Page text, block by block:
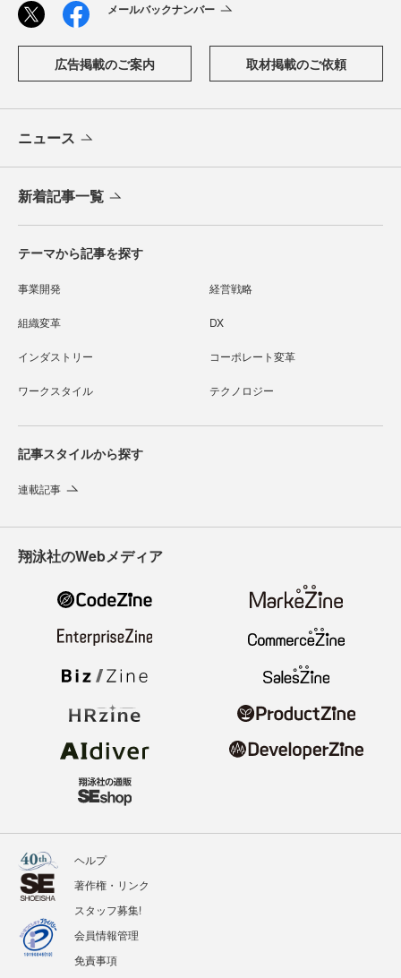
メールバックナンバー
広告掲載のご案内 取材掲載のご依頼
ニュース
新着記事一覧
テーマから記事を探す
事業開発 経営戦略
組織変革 DX
インダストリー コーポレート変革
ワークスタイル テクノロジー
記事スタイルから探す
連載記事
翔泳社のWebメディア
ヘルプ
著作権・リンク
スタッフ募集!
会員情報管理
免責事項